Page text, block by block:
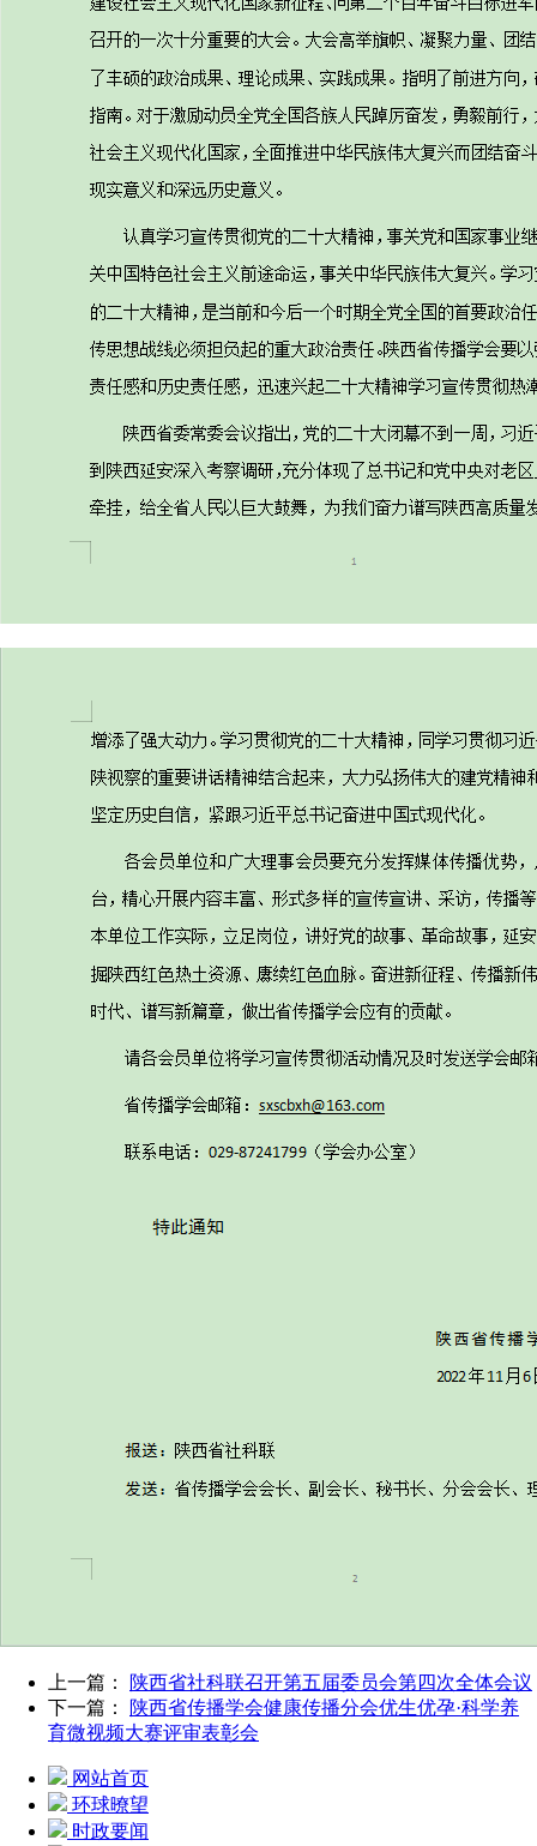
上一篇：
陕西省社科联召开第五届委员会第四次全体会议
下一篇：
陕西省传播学会健康传播分会优生优孕·科学养
育微视频大赛评审表彰会
网站首页
环球暸望
时政要闻